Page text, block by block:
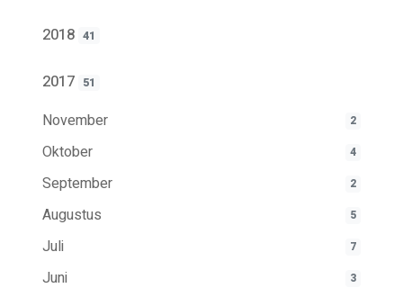
2018 41
2017 51
November 2
Oktober 4
September 2
Augustus 5
Juli 7
Juni 3